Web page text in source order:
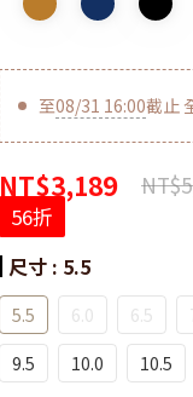
至08/31 16:00截止
NT$3,189
56折
尺寸 : 5.5
5.5 6.0 6.5
9.5
10.0 10.5